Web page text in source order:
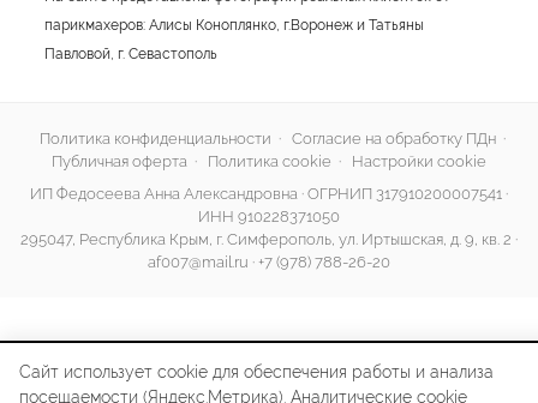
парикмахеров: Алисы Коноплянко, г.Воронеж и Татьяны
Павловой, г. Севастополь
Сайт использует cookie для обеспечения работы и анализа
посещаемости (Яндекс.Метрика). Аналитические cookie
Политика конфиденциальности · Согласие на обработку ПДн ·
Публичная оферта · Политика cookie ·
Настройки cookie
ИП Федосеева Анна Александровна · ОГРНИП 317910200007541 ·
ИНН 910228371050
295047, Республика Крым, г. Симферополь, ул. Иртышская, д. 9, кв. 2 ·
af007@mail.ru · +7 (978) 788-26-20